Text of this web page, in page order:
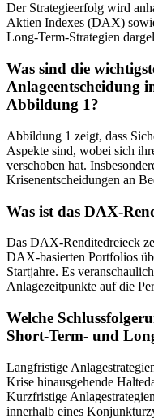
Der Strategieerfolg wird
Aktien Indexes (DAX)
Long-Term-Strategien
Was sind die
Anlageentscheidung
Abbildung 1?
Abbildung 1 zeigt, dass
Aspekte sind, wobei sich
verschoben hat.
Krisenentscheidungen an
Was ist das DAX-
Das DAX-Renditedreieck
DAX-basierten Portfolios
Startjahre. Es
Anlagezeitpunkte auf die
Welche
Short-Term- und
Langfristige
Krise hinausgehende
Kurzfristige
innerhalb eines